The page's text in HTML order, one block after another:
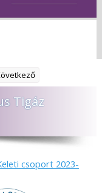
Tigáz
csoport 2023-